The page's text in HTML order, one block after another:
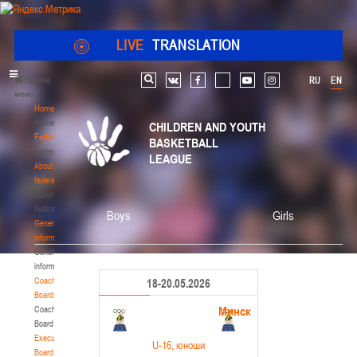
LIVE TRANSLATION
Главное
меню
Home
Home
Federation
Federation
About
federation
About
federation
General
information
General
information
Coaching
Board
Coaching
Board
Executive
Board
RU EN
Search vk facebook youtube instagram
CHILDREN AND YOUTH
BASKETBALL
LEAGUE
Boys Girls
18-20.05.2026
Минск
U-16 , юноши